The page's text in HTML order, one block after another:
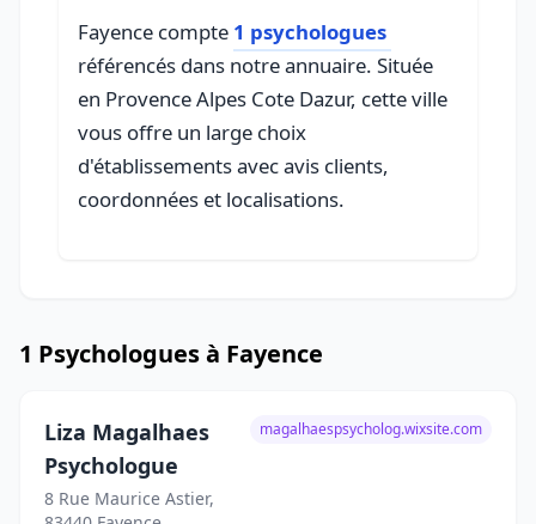
Fayence compte 1 psychologues
référencés dans notre annuaire. Située
en Provence Alpes Cote Dazur, cette ville
vous offre un large choix
d'établissements avec avis clients,
coordonnées et localisations.
1 Psychologues à Fayence
Liza Magalhaes
Psychologue
8 Rue Maurice Astier,
magalhaespsycholog.wixsite.com